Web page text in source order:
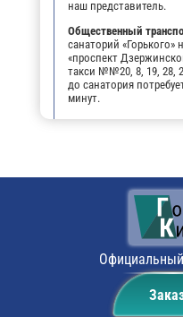
наш представитель.
Общественный
санаторий
«проспект
такси №№20, 8, 19, 28,
до санатория
минут.
На самолете:до
санатория.
На личном транспорте:
чтобы не
навигатором. По
оставить автомобиль
Поездом:до ж/д
такси или на